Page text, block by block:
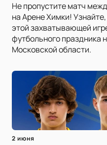
Не пропустите матч
на Арене Химки!
этой захватывающей
футбольного праздника
Московской области.
2 июня